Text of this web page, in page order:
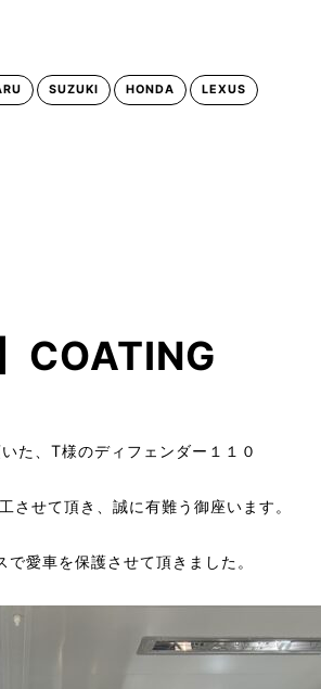
SUZUKI HONDA LEXUS
COATING
た、T様のディフェンダー１１０
させて頂き、誠に有難う御座います。
愛車を保護させて頂きました。